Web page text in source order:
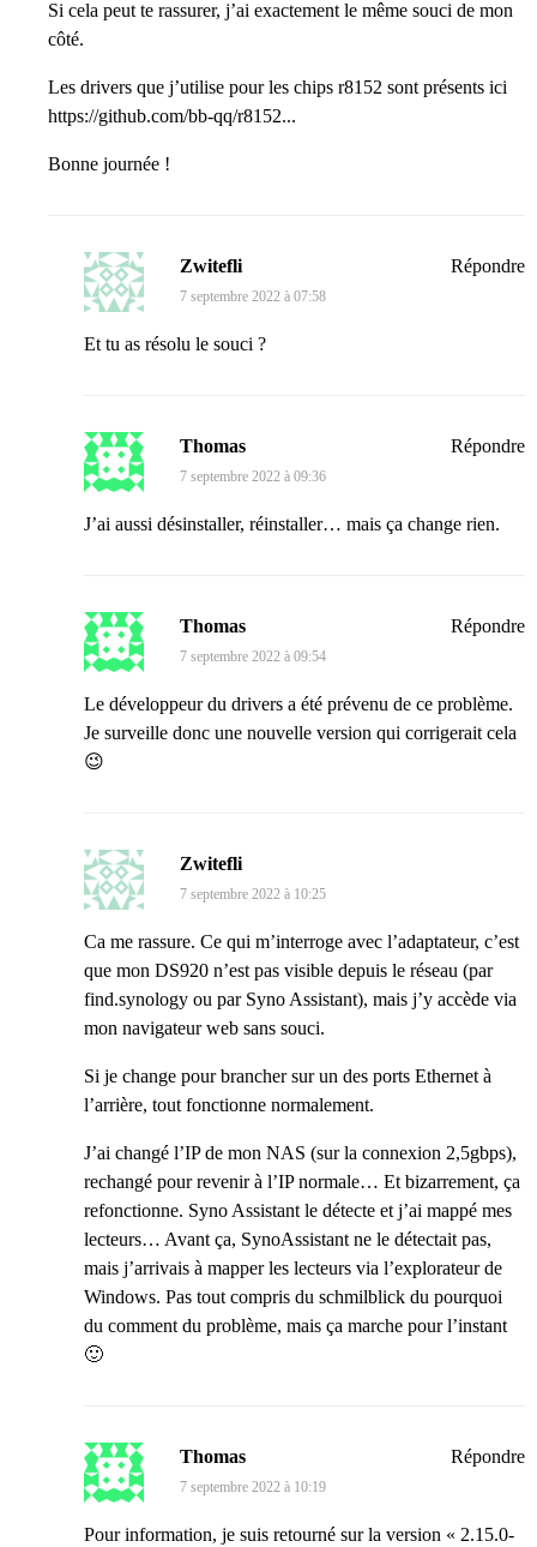
Si cela peut te rassurer, j’ai exactement le même souci de mon
côté.
Les drivers que j’utilise pour les chips r8152 sont présents ici
https://github.com/bb-qq/r8152...
Bonne journée !
Zwitefli
7 septembre 2022 à 07:58
Et tu as résolu le souci ?
Répondre
Thomas
7 septembre 2022 à 09:36
J’ai aussi désinstaller, réinstaller… mais ça change rien.
Répondre
Thomas
7 septembre 2022 à 09:54
Le développeur du drivers a été prévenu de ce problème.
Je surveille donc une nouvelle version qui corrigerait cela
😉
Répondre
Zwitefli
7 septembre 2022 à 10:25
Ca me rassure. Ce qui m’interroge avec l’adaptateur, c’est
que mon DS920 n’est pas visible depuis le réseau (par
find.synology ou par Syno Assistant), mais j’y accède via
mon navigateur web sans souci.
Si je change pour brancher sur un des ports Ethernet à
l’arrière, tout fonctionne normalement.
J’ai changé l’IP de mon NAS (sur la connexion 2,5gbps),
rechangé pour revenir à l’IP normale… Et bizarrement, ça
refonctionne. Syno Assistant le détecte et j’ai mappé mes
lecteurs… Avant ça, SynoAssistant ne le détectait pas,
mais j’arrivais à mapper les lecteurs via l’explorateur de
Windows. Pas tout compris du schmilblick du pourquoi
du comment du problème, mais ça marche pour l’instant
🙂
Thomas
7 septembre 2022 à 10:19
Pour information, je suis retourné sur la version « 2.15.0-
Répondre